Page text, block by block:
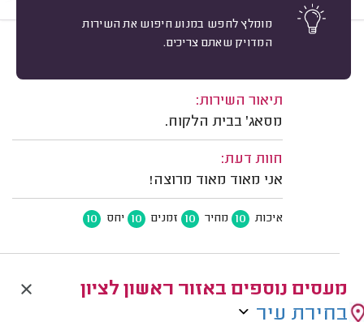
מומלץ לחפש במנוע חיפוש את השירות
המדויק שאתם צריכים.
נועה ש. ראשון לציון.
תיאור השירות:
מסאג' בבית הלקוח.
חוות דעת:
אני מאוד מאוד מרוצה!
איכות 10 מחיר 10 זמנים 10 יחס 10
מעסים נוספים באזור ראשון לציון
בחירת עיר